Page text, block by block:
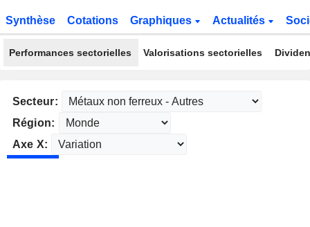
Synthèse Cotations Graphiques Actualités
Performances sectorielles Valorisations sectorielles
Secteur:
Région:
Axe X: